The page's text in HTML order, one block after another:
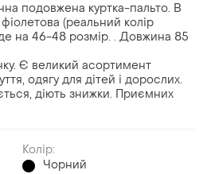
подовжена куртка-пальто. В
(реальний колір
на 46-48 розмір. . Довжина 85
Є великий асортимент
одягу для дітей і дорослих.
діють знижки. Приємних
Колір:
Чорний